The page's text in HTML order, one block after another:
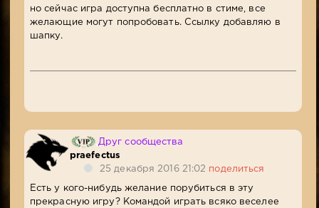
но сейчас игра доступна бесплатно в стиме, все
желающие могут попробовать. Ссылку добавляю в
шапку.
Друг сообщества
praefectus
25 декабря 2016 21:02 поделиться
Есть у кого-нибудь желание порубиться в эту
прекрасную игру? Командой играть всяко веселее